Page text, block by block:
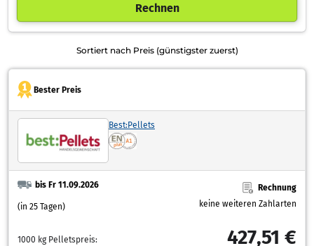
Rechnen
Sortiert nach Preis (günstigster zuerst)
Bester Preis
Best:Pellets
bis Fr 11.09.2026
(in 25 Tagen)
Rechnung
keine weiteren Zahlarten
1000 kg Pelletspreis: 427,51 €